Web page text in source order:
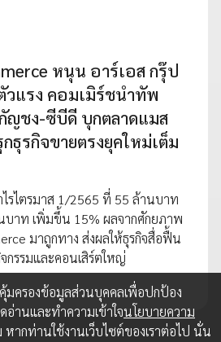
หนุน อาร์เอส กรุ๊ป
วแรง คอมเมิร์ชนำทัพ
ญชง-ซีบีดี บุกตลาดแมส
ธุรกิจขายตรงยุคใหม่เต็ม
รไตรมาส 1/2565 ที่ 55 ล้านบาท
บาท เพิ่มขึ้น 15% ผลจากศักยภาพ
มาถูกทาง ส่งผลให้ธุรกิจสื่อฟื้น
กรรมและคอนเสิร์ตใหญ่
คุ้มครองข้อมูลส่วนบุคคลเพื่อปกป้อง
านและทำความเข้าใจนโยบายความ
หากท่านใช้งานเว็บไซต์ของเราต่อไป นั่น